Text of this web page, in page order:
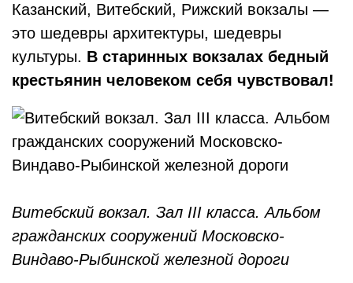
Казанский, Витебский, Рижский вокзалы —
это шедевры архитектуры, шедевры
культуры. В старинных вокзалах бедный
крестьянин человеком себя чувствовал!
Витебский вокзал. Зал III класса. Альбом
гражданских сооружений Московско-
Виндаво-Рыбинской железной дороги